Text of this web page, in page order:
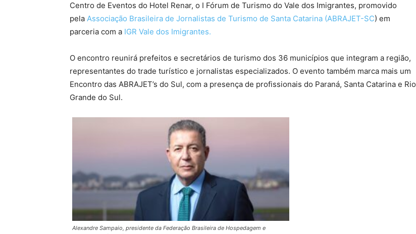
Centro de Eventos do Hotel Renar, o I Fórum de Turismo do Vale dos Imigrantes, promovido
pela Associação Brasileira de Jornalistas de Turismo de Santa Catarina (ABRAJET-SC) em
parceria com a IGR Vale dos Imigrantes.
O encontro reunirá prefeitos e secretários de turismo dos 36 municípios que integram a região,
representantes do trade turístico e jornalistas especializados. O evento também marca mais um
Encontro das ABRAJET’s do Sul, com a presença de profissionais do Paraná, Santa Catarina e Rio
Grande do Sul.
Alexandre Sampaio, presidente da Federação Brasileira de Hospedagem e